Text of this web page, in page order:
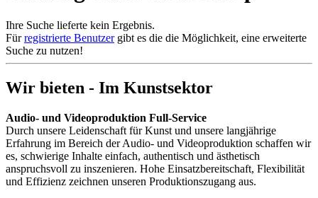
Ihre Suche lieferte kein Ergebnis.
Fürregistrierte Benutzergibt es die die Möglichkeit, eine erweiterte
Suche zu nutzen!
Wir bieten - Im Kunstsektor
Audio- und Videoproduktion Full-Service
Durch unsere Leidenschaft für Kunst und unsere langjährige
Erfahrung im Bereich der Audio- und Videoproduktion schaffen wir
es, schwierige Inhalte einfach, authentisch und ästhetisch
anspruchsvoll zu inszenieren. Hohe Einsatzbereitschaft, Flexibilität
und Effizienz zeichnen unseren Produktionszugang aus.